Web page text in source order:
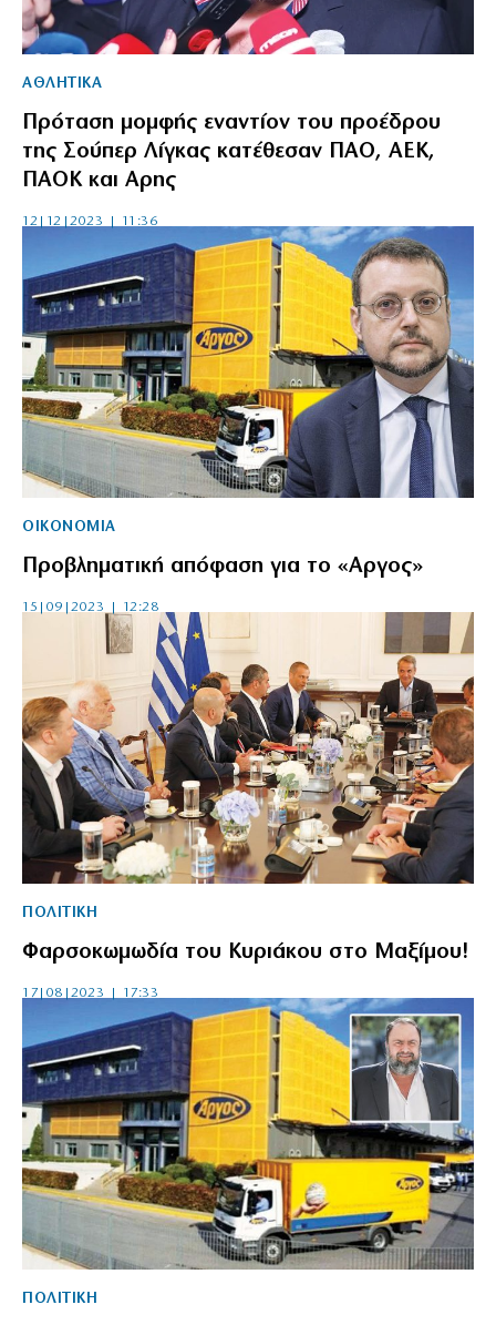
ΑΘΛΗΤΙΚΑ
Πρόταση μομφής εναντίον του προέδρου
της Σούπερ Λίγκας κατέθεσαν ΠΑΟ, ΑΕΚ,
ΠΑΟΚ και Αρης
12|12|2023 | 11:36
ΟΙΚΟΝΟΜΙΑ
Προβληματική απόφαση για το «Αργος»
15|09|2023 | 12:28
ΠΟΛΙΤΙΚΗ
Φαρσοκωμωδία του Κυριάκου στο Μαξίμου!
17|08|2023 | 17:33
ΠΟΛΙΤΙΚΗ